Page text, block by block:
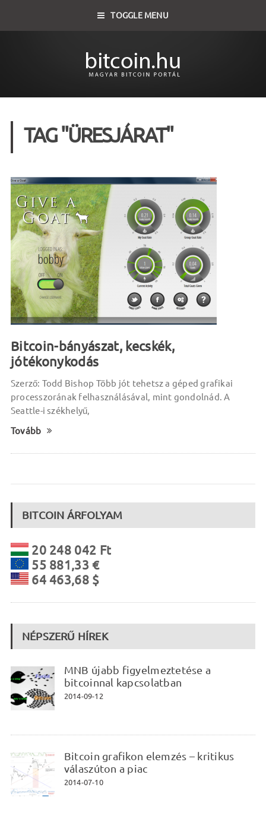
TOGGLE MENU
TAG "ÜRESJÁRAT"
Bitcoin-bányászat, kecskék,
jótékonykodás
Szerző: Todd Bishop Több jót tehetsz a géped grafikai
processzorának felhasználásával, mint gondolnád. A
Seattle-i székhelyű,
Tovább
BITCOIN ÁRFOLYAM
20 248 042 Ft
55 881,33 €
64 463,68 $
NÉPSZERŰ HÍREK
MNB újabb figyelmeztetése a
bitcoinnal kapcsolatban
2014-09-12
Bitcoin grafikon elemzés – kritikus
válaszúton a piac
2014-07-10